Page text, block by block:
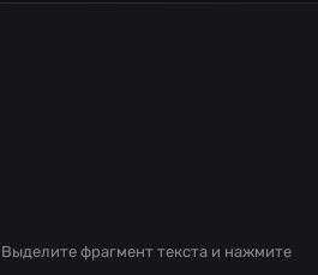
фрагмент текста и нажмите